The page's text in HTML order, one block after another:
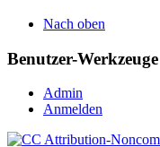
Nach oben
Benutzer-Werkzeuge
Admin
Anmelden